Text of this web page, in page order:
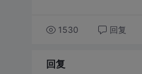
1530 回复
回复